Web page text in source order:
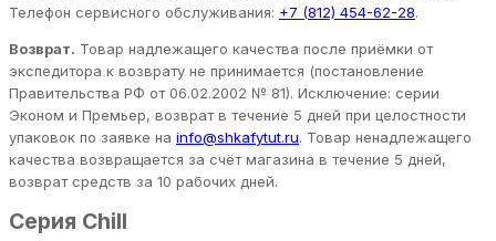
Телефон сервисного обслуживания: +7 (812) 454-62-28.
Возврат. Товар надлежащего качества после приёмки от
экспедитора к возврату не принимается (постановление
Правительства РФ от 06.02.2002 № 81). Исключение: серии
Эконом и Премьер, возврат в течение 5 дней при целостности
упаковок по заявке на info@shkafytut.ru. Товар ненадлежащего
качества возвращается за счёт магазина в течение 5 дней,
возврат средств за 10 рабочих дней.
Серия Chill